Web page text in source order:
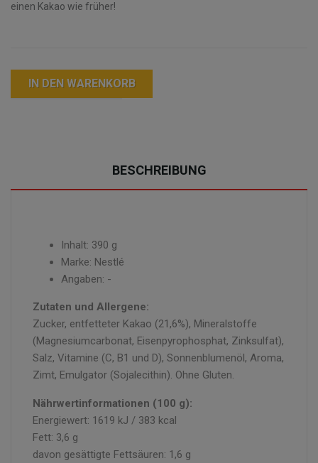
einen Kakao wie früher!
IN DEN WARENKORB
BESCHREIBUNG
Inhalt: 390 g
Marke: Nestlé
Angaben: -
Zutaten und Allergene:
Zucker, entfetteter Kakao (21,6%), Mineralstoffe
(Magnesiumcarbonat, Eisenpyrophosphat, Zinksulfat),
Salz, Vitamine (C, B1 und D), Sonnenblumenöl, Aroma,
Zimt, Emulgator (Sojalecithin). Ohne Gluten.
Nährwertinformationen (100 g):
Energiewert: 1619 kJ / 383 kcal
Fett: 3,6 g
davon gesättigte Fettsäuren: 1,6 g